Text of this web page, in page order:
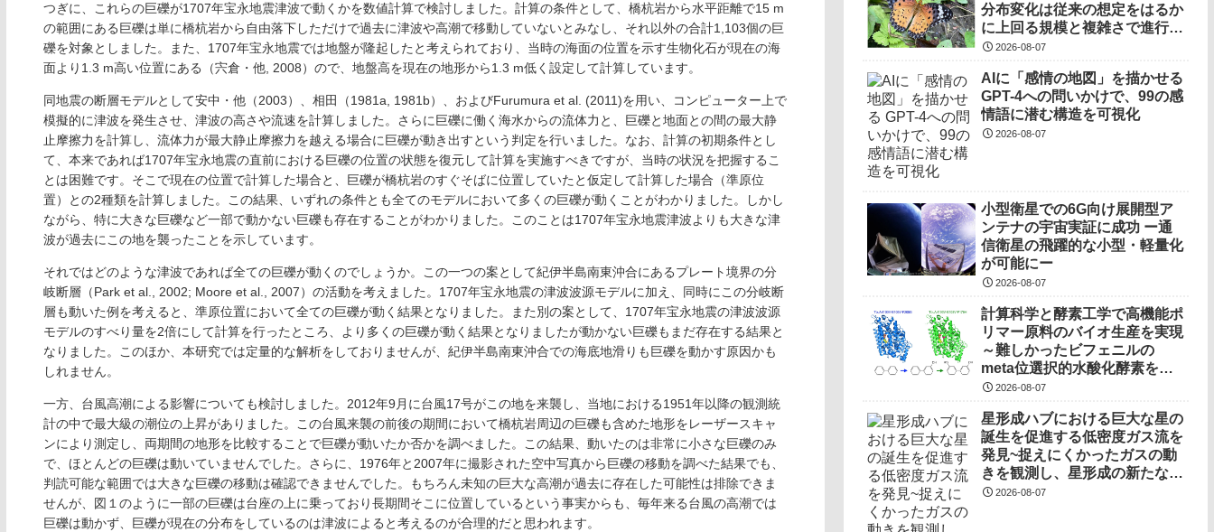
つぎに、これらの巨礫が1707年宝永地震津波で動くかを数値計算で検討しました。計算の条件として、橋杭岩から水平距離で15 m
の範囲にある巨礫は単に橋杭岩から自由落下しただけで過去に津波や高潮で移動していないとみなし、それ以外の合計1,103個の巨
礫を対象としました。また、1707年宝永地震では地盤が隆起したと考えられており、当時の海面の位置を示す生物化石が現在の海
面より1.3 m高い位置にある（宍倉・他, 2008）ので、地盤高を現在の地形から1.3 m低く設定して計算しています。
同地震の断層モデルとして安中・他（2003）、相田（1981a, 1981b）、およびFurumura et al. (2011)を用い、コンピューター上で
模擬的に津波を発生させ、津波の高さや流速を計算しました。さらに巨礫に働く海水からの流体力と、巨礫と地面との間の最大静
止摩擦力を計算し、流体力が最大静止摩擦力を越える場合に巨礫が動き出すという判定を行いました。なお、計算の初期条件とし
て、本来であれば1707年宝永地震の直前における巨礫の位置の状態を復元して計算を実施すべきですが、当時の状況を把握するこ
とは困難です。そこで現在の位置で計算した場合と、巨礫が橋杭岩のすぐそばに位置していたと仮定して計算した場合（準原位
置）との2種類を計算しました。この結果、いずれの条件とも全てのモデルにおいて多くの巨礫が動くことがわかりました。しかし
ながら、特に大きな巨礫など一部で動かない巨礫も存在することがわかりました。このことは1707年宝永地震津波よりも大きな津
波が過去にこの地を襲ったことを示しています。
それではどのような津波であれば全ての巨礫が動くのでしょうか。この一つの案として紀伊半島南東沖合にあるプレート境界の分
岐断層（Park et al., 2002; Moore et al., 2007）の活動を考えました。1707年宝永地震の津波波源モデルに加え、同時にこの分岐断
層も動いた例を考えると、準原位置において全ての巨礫が動く結果となりました。また別の案として、1707年宝永地震の津波波源
モデルのすべり量を2倍にして計算を行ったところ、より多くの巨礫が動く結果となりましたが動かない巨礫もまだ存在する結果と
なりました。このほか、本研究では定量的な解析をしておりませんが、紀伊半島南東沖合での海底地滑りも巨礫を動かす原因かも
しれません。
一方、台風高潮による影響についても検討しました。2012年9月に台風17号がこの地を来襲し、当地における1951年以降の観測統
計の中で最大級の潮位の上昇がありました。この台風来襲の前後の期間において橋杭岩周辺の巨礫も含めた地形をレーザースキャ
ンにより測定し、両期間の地形を比較することで巨礫が動いたか否かを調べました。この結果、動いたのは非常に小さな巨礫のみ
で、ほとんどの巨礫は動いていませんでした。さらに、1976年と2007年に撮影された空中写真から巨礫の移動を調べた結果でも、
判読可能な範囲では大きな巨礫の移動は確認できませんでした。もちろん未知の巨大な高潮が過去に存在した可能性は排除できま
せんが、図１のように一部の巨礫は台座の上に乗っており長期間そこに位置しているという事実からも、毎年来る台風の高潮では
巨礫は動かず、巨礫が現在の分布をしているのは津波によると考えるのが合理的だと思われます。
分布変化は従来の想定をはるか
に上回る規模と複雑さで進行し
ていることを解明――
2026-08-07
AIに「感情の地図」を描かせる
GPT-4への問いかけで、99の感
情語に潜む構造を可視化
2026-08-07
小型衛星での6G向け展開型ア
ンテナの宇宙実証に成功 ー通
信衛星の飛躍的な小型・軽量化
が可能にー
2026-08-07
計算科学と酵素工学で高機能ポ
リマー原料のバイオ生産を実現
～難しかったビフェニルの
meta位選択的水酸化酵素を開
発～2026-08-07
星形成ハブにおける巨大な星の
誕生を促進する低密度ガス流を
発見~捉えにくかったガスの動
きを観測し、星形成の新たなプ
ロセスを明らかに~
2026-08-07